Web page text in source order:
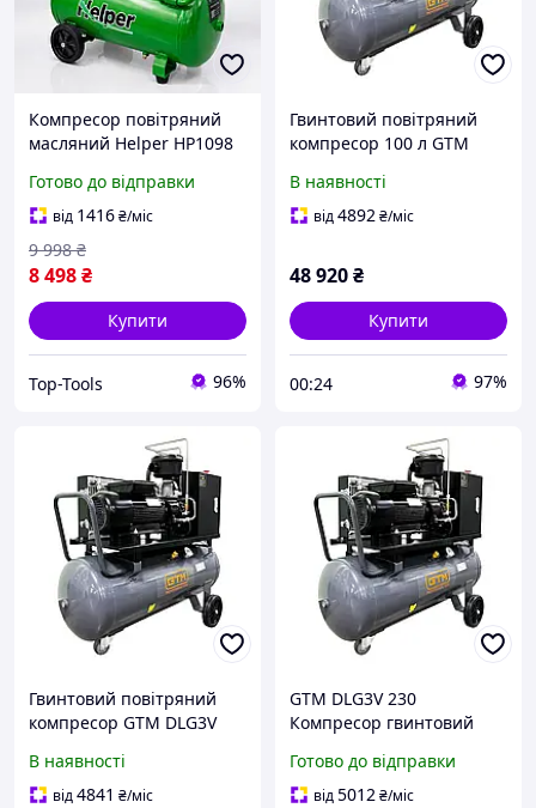
Компресор повітряний
масляний Helper HP1098
хв мідна обмотка для СТО
гаража
Готово до відправки
від 1416₴/міс
8 498₴
9 998 ₴
Купити
Top-Tools 96%
Гвинтовий повітряний
компресор 100 л GTM
8бар 220В
В наявності
від4892₴/міс
48 920₴
Купити
00:24 97%
Гвинтовий повітряний
компресор GTM DLG3V
8бар 380В
В наявності
від4841 ₴/міс
GTM DLG3V 230
Компресор гвинтовий
8бар 220В
Готово до відправки
від5012₴/міс